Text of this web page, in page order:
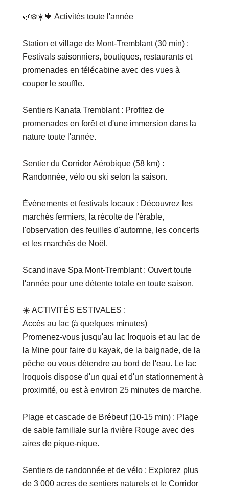
🌿❄️☀️🍁 Activités toute l'année
Station et village de Mont-Tremblant (30 min) :
Festivals saisonniers, boutiques, restaurants et
promenades en télécabine avec des vues à
couper le souffle.
Sentiers Kanata Tremblant : Profitez de
promenades en forêt et d'une immersion dans la
nature toute l'année.
Sentier du Corridor Aérobique (58 km) :
Randonnée, vélo ou ski selon la saison.
Événements et festivals locaux : Découvrez les
marchés fermiers, la récolte de l'érable,
l'observation des feuilles d'automne, les concerts
et les marchés de Noël.
Scandinave Spa Mont-Tremblant : Ouvert toute
l'année pour une détente totale en toute saison.
☀️ ACTIVITÉS ESTIVALES :
Accès au lac (à quelques minutes)
Promenez-vous jusqu'au lac Iroquois et au lac de
la Mine pour faire du kayak, de la baignade, de la
pêche ou vous détendre au bord de l'eau. Le lac
Iroquois dispose d'un quai et d'un stationnement à
proximité, ou est à environ 25 minutes de marche.
Plage et cascade de Brébeuf (10-15 min) : Plage
de sable familiale sur la rivière Rouge avec des
aires de pique-nique.
Sentiers de randonnée et de vélo : Explorez plus
de 3 000 acres de sentiers naturels et le Corridor